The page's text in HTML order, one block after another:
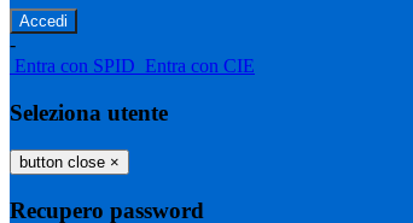
-
Entra con SPID Entra con CIE
Seleziona utente
button close ×
Recupero password